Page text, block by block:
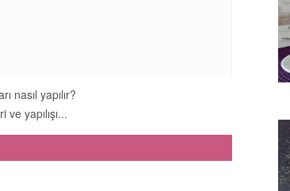
nasıl yapılır?
yapılışı...